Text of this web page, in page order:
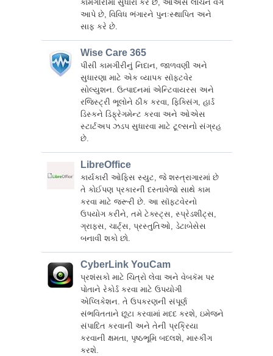
કામગીરીમાં સુધારો કરે છે, ઓએસ લોંચને વેગ
આપે છે, વિવિધ ભંગારને પુનઃસ્થાપિત અને
સાફ કરે છે.
Wise Care 365
પીસી કામગીરીનું નિદાન, જાળવણી અને
સુધારણા માટે એક વ્યાપક સૉફ્ટવેર
સોલ્યુશન. ઉત્પાદનમાં એન્ટિવાયરસ અને
રજિસ્ટ્રી ભૂલોને ઠીક કરવા, ફિક્સિંગ, હાર્ડ
ડિસ્કને ડિફ્રેગમેન્ટ કરવા અને ઓએસ
સ્ટાર્ટઅપ ઝડપ સુધારવા માટે ટૂલ્સનો સંગ્રહ
છે.
LibreOffice
કાર્યકારી ઓફિસ સ્યુટ, જે શસ્ત્રાગારમાં છે
તે કોઈપણ પ્રકારની દસ્તાવેજો સાથે કામ
કરવા માટે જરૂરી છે. આ સૉફ્ટવેરનો
ઉપયોગ કરીને, તમે ટેક્સ્ટ્સ, સ્પ્રેડશીટ્સ,
ગ્રાફ્સ, ચાર્ટ્સ, પ્રસ્તુતિઓ, ડેટાબેસેસ
બનાવી શકો છો.
CyberLink YouCam
પ્રશંસકો માટે ચિત્રો લેવા અને વેબકૅમ પર
પોતાને રેકોર્ડ કરવા માટે ઉપયોગી
એપ્લિકેશન. તે ઉપકરણની સંપૂર્ણ
સંભવિતતાને છૂટા કરવામાં મદદ કરશે, ઇમેજને
સંપાદિત કરવાની અને તેની પ્રક્રિયા
કરવાની ક્ષમતા, પૃષ્ઠભૂમિ બદલશે, માસ્કીંગ
કરશે.